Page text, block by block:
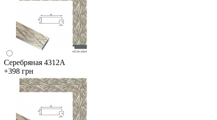
Серебряная 4312А
+398 грн